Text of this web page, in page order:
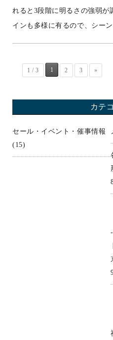
れると3段階に明るさの強弱が
インも多様に有るので、シー
1 / 3 1 2 3 »
カテ
セール・イベント・催事情報
(15)